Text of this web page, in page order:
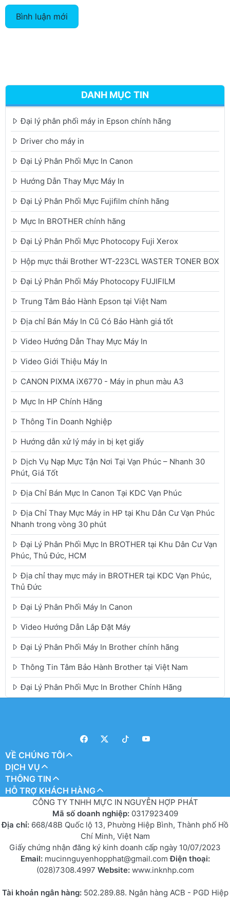
Bình luận mới
DANH MỤC TIN
Đại lý phân phối máy in Epson chính hãng
Driver cho máy in
Đại Lý Phân Phối Mực In Canon
Hướng Dẫn Thay Mực Máy In
Đại Lý Phân Phối Mực Fujifilm chính hãng
Mực In BROTHER chính hãng
Đại Lý Phân Phối Mực Photocopy Fuji Xerox
Hộp mực thải Brother WT-223CL WASTER TONER BOX
Đại Lý Phân Phối Máy Photocopy FUJIFILM
Trung Tâm Bảo Hành Epson tại Việt Nam
Địa chỉ Bán Máy In Cũ Có Bảo Hành giá tốt
Video Hướng Dẫn Thay Mực Máy In
Video Giới Thiệu Máy In
CANON PIXMA iX6770 - Máy in phun màu A3
Mực In HP Chính Hãng
Thông Tin Doanh Nghiệp
Hướng dẫn xử lý máy in bị kẹt giấy
Dịch Vụ Nạp Mực Tận Nơi Tại Vạn Phúc – Nhanh 30
Phút, Giá Tốt
Địa Chỉ Bán Mực In Canon Tại KDC Vạn Phúc
Địa Chỉ Thay Mực Máy in HP tại Khu Dân Cư Vạn Phúc
Nhanh trong vòng 30 phút
Đại Lý Phân Phối Mực In BROTHER tại Khu Dân Cư Vạn
Phúc, Thủ Đức, HCM
Địa chỉ thay mực máy in BROTHER tại KDC Vạn Phúc,
Thủ Đức
Đại Lý Phân Phối Máy In Canon
Video Hướng Dẫn Lắp Đặt Máy
Đại Lý Phân Phối Máy In Brother chính hãng
Thông Tin Tâm Bảo Hành Brother tại Việt Nam
Đại Lý Phân Phối Mực In Brother Chính Hãng
VỀ CHÚNG TÔI
DỊCH VỤ
THÔNG TIN
HỖ TRỢ KHÁCH HÀNG
CÔNG TY TNHH MỰC IN NGUYỄN HỢP PHÁT
Mã số doanh nghiệp: 0317923409
Địa chỉ: 668/48B Quốc lộ 13, Phường Hiệp Bình, Thành phố Hồ
Chí Minh, Việt Nam
Giấy chứng nhận đăng ký kinh doanh cấp ngày 10/07/2023
Email: mucinnguyenhopphat@gmail.comĐiện thoại:
(028)7308.4997 Website: www.inknhp.com
Tài khoản ngân hàng: 502.289.88. Ngân hàng ACB - PGD Hiệp